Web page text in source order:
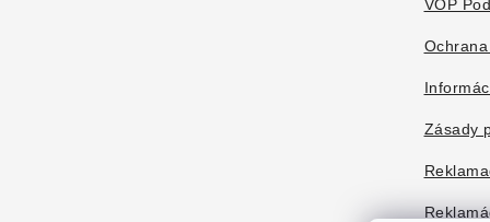
VOP
Zásady